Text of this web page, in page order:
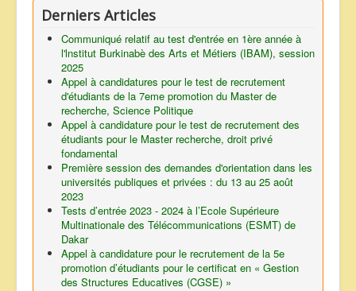
Derniers Articles
Communiqué relatif au test d'entrée en 1ère année à
l'lnstitut Burkinabè des Arts et Métiers (IBAM), session
2025
Appel à candidatures pour le test de recrutement
d'étudiants de la 7eme promotion du Master de
recherche, Science Politique
Appel à candidature pour le test de recrutement des
étudiants pour le Master recherche, droit privé
fondamental
Première session des demandes d'orientation dans les
universités publiques et privées : du 13 au 25 août
2023
Tests d’entrée 2023 - 2024 à l’Ecole Supérieure
Multinationale des Télécommunications (ESMT) de
Dakar
Appel à candidature pour le recrutement de la 5e
promotion d’étudiants pour le certificat en « Gestion
des Structures Educatives (CGSE) »